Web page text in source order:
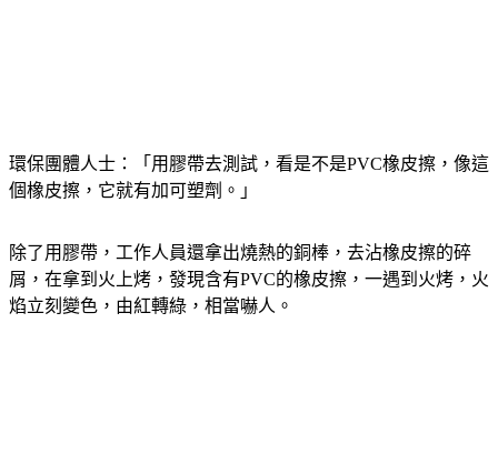
環保團體人士：「用膠帶去測試，看是不是PVC橡皮擦，像這
個橡皮擦，它就有加可塑劑。」
除了用膠帶，工作人員還拿出燒熱的銅棒，去沾橡皮擦的碎
屑，在拿到火上烤，發現含有PVC的橡皮擦，一遇到火烤，火
焰立刻變色，由紅轉綠，相當嚇人。